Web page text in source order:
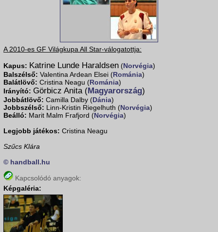
A 2010-es GF Világkupa All Star-válogatottja:
Kapus: Katrine Lunde Haraldsen (Norvégia)
Balszélső: Valentina Ardean Elsei (Románia)
Balátlövő: Cristina Neagu (Románia)
Irányító: Görbicz Anita (Magyarország)
Jobbátlövő: Camilla Dalby (Dánia)
Jobbszélső: Linn-Kristin Riegelhuth (Norvégia)
Beálló: Marit Malm Frafjord (Norvégia)
Legjobb játékos: Cristina Neagu
Szűcs Klára
© handball.hu
Kapcsolódó anyagok:
Képgaléria: